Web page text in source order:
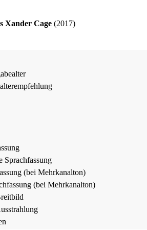
Xander Cage (2017)
Sprachfassung
(bei Mehrkanalton)
(bei Mehrkanalton)